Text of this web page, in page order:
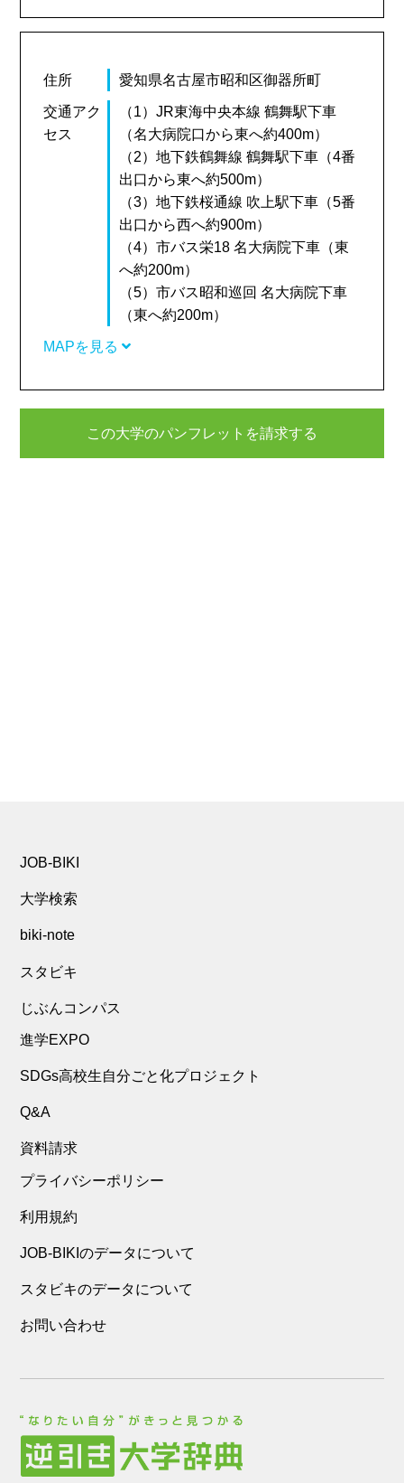
住所 愛知県名古屋市昭和区御器所町
交通アク
セス
（1）JR東海中央本線 鶴舞駅下車
（名大病院口から東へ約400m）
（2）地下鉄鶴舞線 鶴舞駅下車（4番
出口から東へ約500m）
（3）地下鉄桜通線 吹上駅下車（5番
出口から西へ約900m）
（4）市バス栄18 名大病院下車（東
へ約200m）
（5）市バス昭和巡回 名大病院下車
（東へ約200m）
MAPを見る
この大学のパンフレットを請求する
JOB-BIKI
大学検索
biki-note
スタビキ
じぶんコンパス
進学EXPO
SDGs高校生自分ごと化プロジェクト
Q&A
資料請求
プライバシーポリシー
利用規約
JOB-BIKIのデータについて
スタビキのデータについて
お問い合わせ